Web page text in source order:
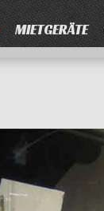
MIETGERÄTE